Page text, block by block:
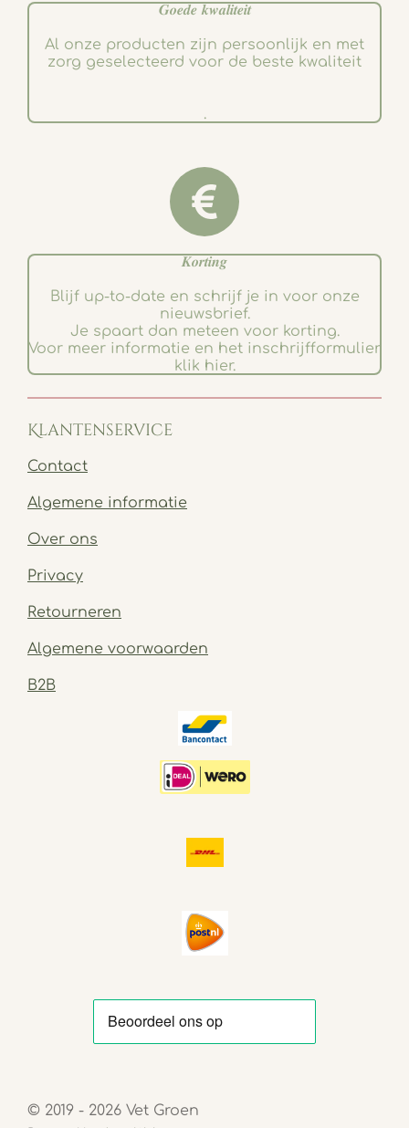
𝑮𝒐𝒆𝒅𝒆 𝒌𝒘𝒂𝒍𝒊𝒕𝒆𝒊𝒕
Al onze producten zijn persoonlijk en met
zorg geselecteerd voor de beste kwaliteit
.
𝑲𝒐𝒓𝒕𝒊𝒏𝒈
Blijf up-to-date en schrijf je in voor onze
nieuwsbrief.
Je spaart dan meteen voor korting.
Voor meer informatie en het inschrijfformulier
klik hier.
Klantenservice
Contact
Algemene informatie
Over ons
Privacy
Retourneren
Algemene voorwaarden
B2B
© 2019 - 2026 Vet Groen